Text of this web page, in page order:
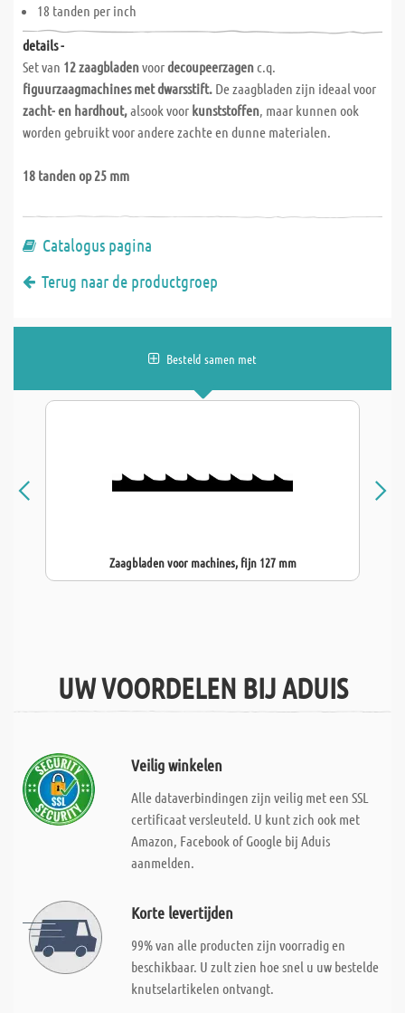
18 tanden per inch
details -
Set van 12 zaagbladenvoordecoupeerzagenc.q.
figuurzaagmachines met dwarsstift. De zaagbladen zijn ideaal voor
zacht- en hardhout,alsook voor kunststoffen, maar kunnen ook
worden gebruikt voor andere zachte en dunne materialen.
18 tanden op 25 mm
Catalogus pagina
Terug naar de productgroep
Besteld samen met
Zaagbladen voor machines, fijn 127 mm
UW VOORDELEN BIJ ADUIS
Veilig winkelen
Alle dataverbindingen zijn veilig met een SSL
certificaat versleuteld. U kunt zich ook met
Amazon, Facebook of Google bij Aduis
aanmelden.
Korte levertijden
99% van alle producten zijn voorradig en
beschikbaar. U zult zien hoe snel u uw bestelde
knutselartikelen ontvangt.